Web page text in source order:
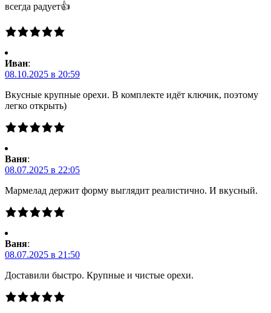
всегда радует👍
Иван:
08.10.2025 в 20:59
Вкусные крупные орехи. В комплекте идёт ключик, поэтому
легко открыть)
Ваня:
08.07.2025 в 22:05
Мармелад держит форму выглядит реалистично. И вкусный.
Ваня:
08.07.2025 в 21:50
Доставили быстро. Крупные и чистые орехи.